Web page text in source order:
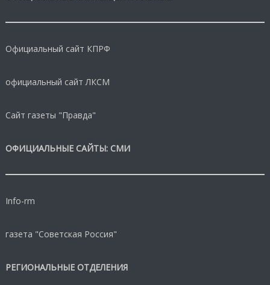
Официальный сайт КПРФ
официальный сайт ЛКСМ
Сайт газеты "Правда"
ОФИЦИАЛЬНЫЕ САЙТЫ: СМИ
Info-rm
газета "Советская Россия"
РЕГИОНАЛЬНЫЕ ОТДЕЛЕНИЯ